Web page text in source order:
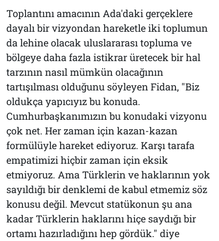
Toplantını amacının Ada'daki gerçeklere
dayalı bir vizyondan hareketle iki toplumun
da lehine olacak uluslararası topluma ve
bölgeye daha fazla istikrar üretecek bir hal
tarzının nasıl mümkün olacağının
tartışılması olduğunu söyleyen Fidan, "Biz
oldukça yapıcıyız bu konuda.
Cumhurbaşkanımızın bu konudaki vizyonu
çok net. Her zaman için kazan-kazan
formülüyle hareket ediyoruz. Karşı tarafa
empatimizi hiçbir zaman için eksik
etmiyoruz. Ama Türklerin ve haklarının yok
sayıldığı bir denklemi de kabul etmemiz söz
konusu değil. Mevcut statükonun şu ana
kadar Türklerin haklarını hiçe saydığı bir
ortamı hazırladığını hep gördük." diye